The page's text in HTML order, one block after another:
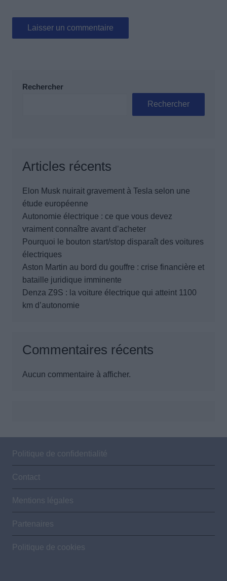
Rechercher
Rechercher
Articles récents
Elon Musk nuirait gravement à Tesla selon une
étude européenne
Autonomie électrique : ce que vous devez
vraiment connaître avant d’acheter
Pourquoi le bouton start/stop disparaît des voitures
électriques
Aston Martin au bord du gouffre : crise financière et
bataille juridique imminente
Denza Z9S : la voiture électrique qui atteint 1100
km d’autonomie
Commentaires récents
Aucun commentaire à afficher.
Politique de confidentialité
Contact
Mentions légales
Partenaires
Politique de cookies